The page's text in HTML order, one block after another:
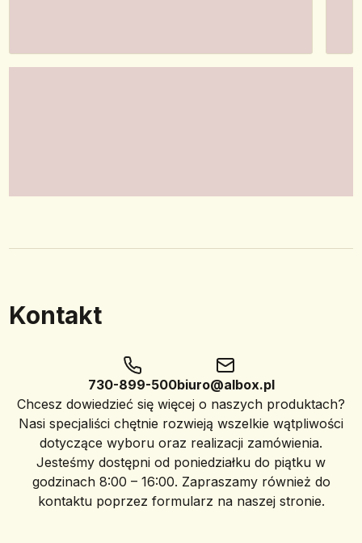
Kontakt
730-899-500biuro@albox.pl
Chcesz dowiedzieć się więcej o naszych produktach?
Nasi specjaliści chętnie rozwieją wszelkie wątpliwości
dotyczące wyboru oraz realizacji zamówienia.
Jesteśmy dostępni od poniedziałku do piątku w
godzinach 8:00 – 16:00. Zapraszamy również do
kontaktu poprzez formularz na naszej stronie.